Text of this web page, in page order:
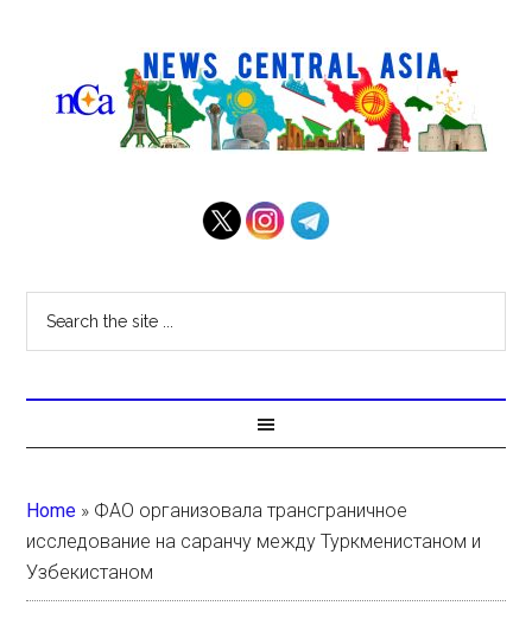
Home » ФАО организовала трансграничное
исследование на саранчу между Туркменистаном и
Узбекистаном